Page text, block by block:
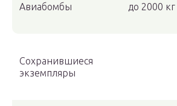
Авиабомбы до 2000 кг
Сохранившиеся
экземпляры